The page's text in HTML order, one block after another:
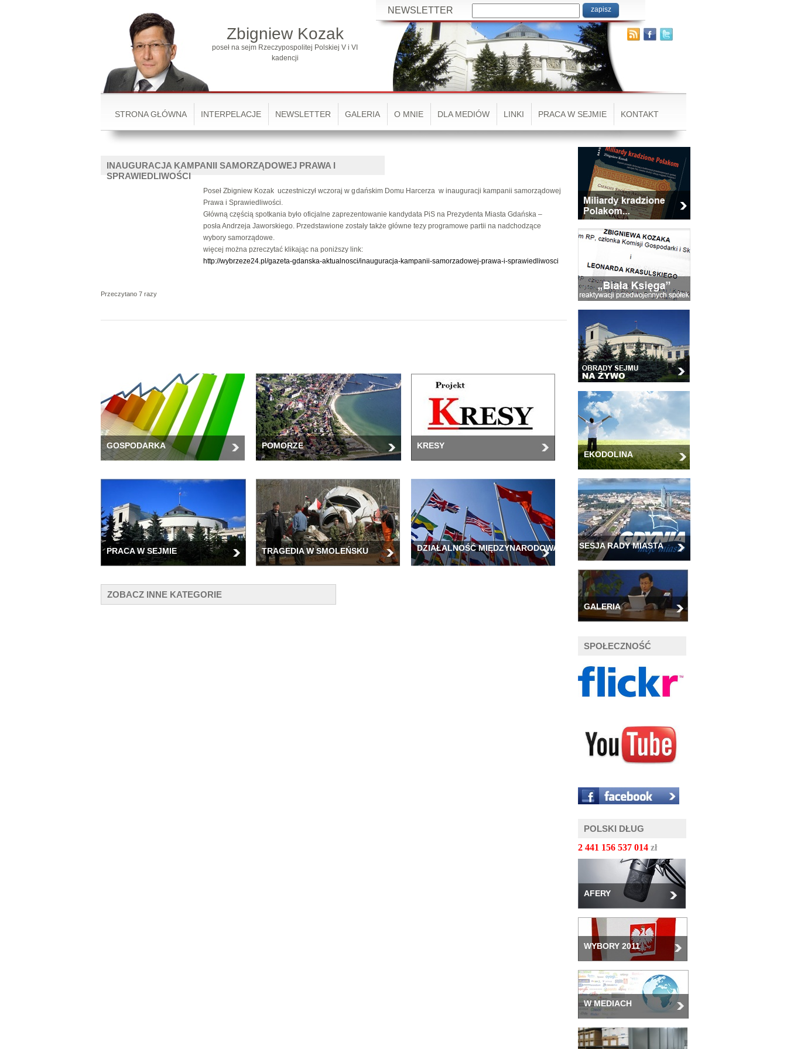
Zbigniew Kozak
poseł na sejm Rzeczypospolitej Polskiej V i VI
kadencji
NEWSLETTER
STRONA GŁÓWNA INTERPELACJE NEWSLETTER GALERIA O MNIE DLA MEDIÓW LINKI PRACA W SEJMIE KONTAKT
INAUGURACJA KAMPANII SAMORZĄDOWEJ PRAWA I
SPRAWIEDLIWOŚCI
Poseł Zbigniew Kozak uczestniczył wczoraj w gdańskim Domu Harcerza w inauguracji kampanii samorządowej
Prawa i Sprawiedliwości.
Główną częścią spotkania było oficjalne zaprezentowanie kandydata PiS na Prezydenta Miasta Gdańska –
posła Andrzeja Jaworskiego. Przedstawione zostały także główne tezy programowe partii na nadchodzące
wybory samorządowe.
więcej można pzreczytać klikając na poniższy link:
http://wybrzeze24.pl/gazeta-gdanska-aktualnosci/inauguracja-kampanii-samorzadowej-prawa-i-sprawiedliwosci
Przeczytano 7 razy
GOSPODARKA POMORZE KRESY
PRACA W SEJMIE TRAGEDIA W SMOLEŃSKU DZIAŁALNOŚĆ MIĘDZYNARODOWA
ZOBACZ INNE KATEGORIE
EKODOLINA
SESJA RADY MIASTA
GALERIA
SPOŁECZNOŚĆ
POLSKI DŁUG
2 441 156 539 056 zł
AFERY
WYBORY 2011
W MEDIACH